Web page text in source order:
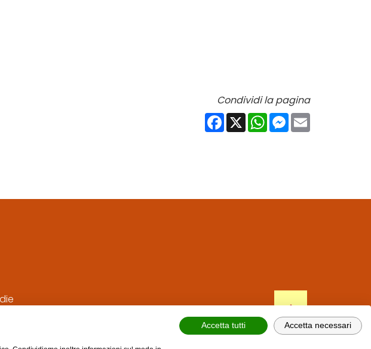
Condividi la pagina
Facebook
X WhatsAppMessenger
Accetta tutti Accetta necessari